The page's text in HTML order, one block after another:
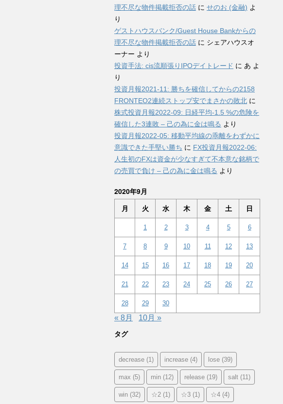
理不尽な物件掲載拒否の話 に せのお (金融) よ
り
ゲストハウスバンク/Guest House Bankからの
理不尽な物件掲載拒否の話 に シェアハウスオ
ーナー より
投資手法: cis流順張りIPOデイトレード に あ よ
り
投資月報2021-11: 勝ちを確信してからの2158
FRONTEO2連続ストップ安でまさかの敗北 に
株式投資月報2022-09: 日経平均-1.5 %の危険を
確信した3連敗 – 己の為に金は鳴る より
投資月報2022-05: 移動平均線の乖離をわずかに
意識できた手堅い勝ち に FX投資月報2022-06:
人生初のFXは資金が少なすぎて不本意な銘柄で
の売買で負け – 己の為に金は鳴る より
2020年9月
月 火 水 木 金 土 日
1 2 3 4 5 6
7 8 9 10 11 12 13
14 15 16 17 18 19 20
21 22 23 24 25 26 27
28 29 30
« 8月 10月 »
タグ
decrease (1) increase (4) lose (39)
max (5) min (12) release (19) salt (11)
win (32) ☆2 (1) ☆3 (1) ☆4 (4)